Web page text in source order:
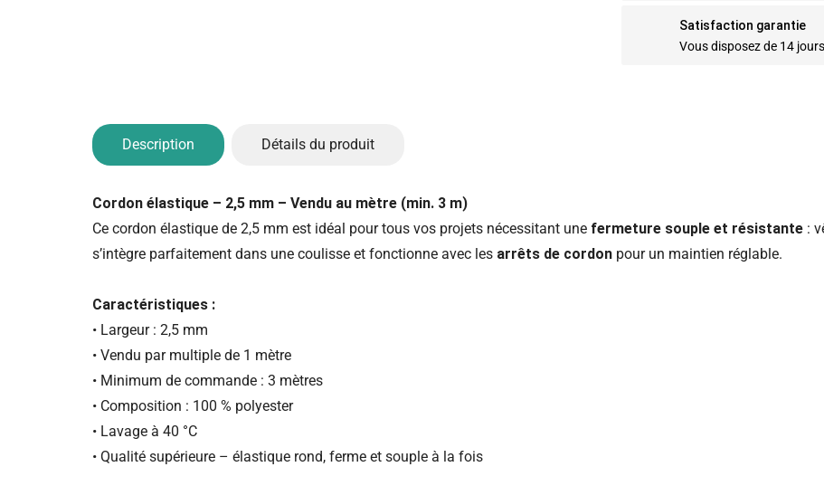
Satisfaction garantie
Vous disposez de 14
Description Détails du produit
Cordon élastique – 2,5 mm – Vendu au mètre (min. 3 m)
Ce cordon élastique de 2,5 mm est idéal pour tous vos projets nécessitant une fermeture souple et résistante :
s’intègre parfaitement dans une coulisse et fonctionne avec les arrêts de cordon pour un maintien réglable.
Caractéristiques :
• Largeur : 2,5 mm
• Vendu par multiple de 1 mètre
• Minimum de commande : 3 mètres
• Composition : 100 % polyester
• Lavage à 40 °C
• Qualité supérieure – élastique rond, ferme et souple à la fois